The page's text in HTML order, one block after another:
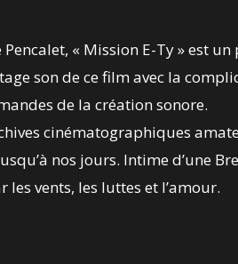
« Mission E-Ty » est
son de ce film avec la
de la création sonore.
cinématographiques
nos jours. Intime d’une
les vents, les luttes et l’amour.